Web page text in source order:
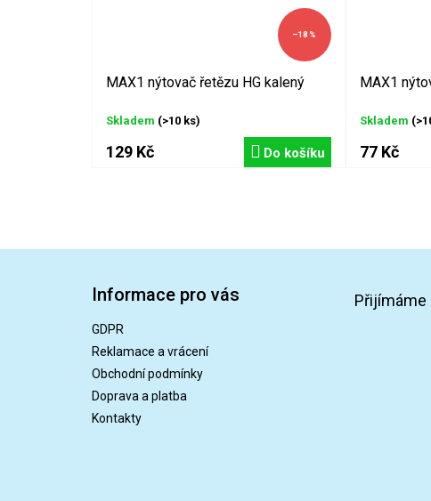
–18 %
MAX1 nýtovač řetězu HG kalený
Skladem (>10 ks)
129 Kč Do košíku
MAX1
Skladem
77 Kč
Informace pro vás
GDPR
Reklamace a vrácení
Obchodní podmínky
Doprava a platba
Kontakty
Přijímáme